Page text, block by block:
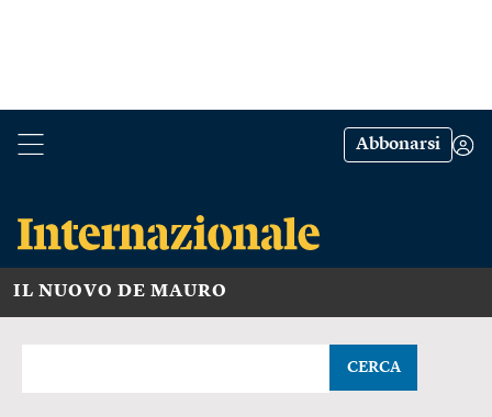
Abbonarsi
IL NUOVO DE MAURO
CERCA